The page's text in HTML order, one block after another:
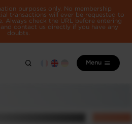
purposes only. No membership
transactions will ever be requested to
Always check the URL before entering
contact us directly if you have any
doubts.
Menu